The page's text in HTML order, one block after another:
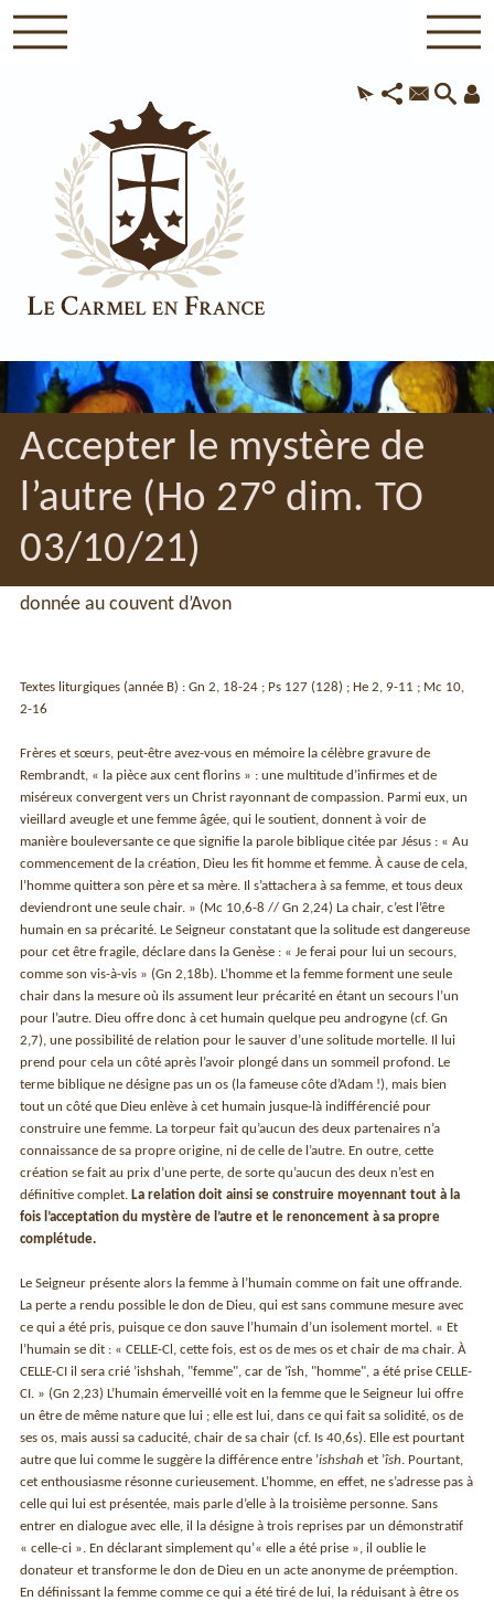
Accepter le mystère de
l’autre (Ho 27° dim. TO
03/10/21)
donnée au couvent d’Avon
Textes liturgiques (année B) : Gn 2, 18-24 ; Ps 127 (128) ; He 2, 9-11 ; Mc 10,
2-16
Frères et sœurs, peut-être avez-vous en mémoire la célèbre gravure de
Rembrandt, « la pièce aux cent florins » : une multitude d’infirmes et de
miséreux convergent vers un Christ rayonnant de compassion. Parmi eux, un
vieillard aveugle et une femme âgée, qui le soutient, donnent à voir de
manière bouleversante ce que signifie la parole biblique citée par Jésus : « Au
commencement de la création, Dieu les fit homme et femme. À cause de cela,
l’homme quittera son père et sa mère. Il s’attachera à sa femme, et tous deux
deviendront une seule chair. » (Mc 10,6-8 // Gn 2,24) La chair, c’est l’être
humain en sa précarité. Le Seigneur constatant que la solitude est dangereuse
pour cet être fragile, déclare dans la Genèse : « Je ferai pour lui un secours,
comme son vis-à-vis » (Gn 2,18b). L’homme et la femme forment une seule
chair dans la mesure où ils assument leur précarité en étant un secours l’un
pour l’autre. Dieu offre donc à cet humain quelque peu androgyne (cf. Gn
2,7), une possibilité de relation pour le sauver d’une solitude mortelle. Il lui
prend pour cela un côté après l’avoir plongé dans un sommeil profond. Le
terme biblique ne désigne pas un os (la fameuse côte d’Adam !), mais bien
tout un côté que Dieu enlève à cet humain jusque-là indifférencié pour
construire une femme. La torpeur fait qu’aucun des deux partenaires n’a
connaissance de sa propre origine, ni de celle de l’autre. En outre, cette
création se fait au prix d’une perte, de sorte qu’aucun des deux n’est en
définitive complet.
La relation doit ainsi se construire moyennant tout à la
fois l’acceptation du mystère de l’autre et le renoncement à sa propre
complétude.
Le Seigneur présente alors la femme à l’humain comme on fait une offrande.
La perte a rendu possible le don de Dieu, qui est sans commune mesure avec
ce qui a été pris, puisque ce don sauve l’humain d’un isolement mortel. « Et
l’humain se dit : « CELLE-Cl, cette fois, est os de mes os et chair de ma chair. À
CELLE-CI il sera crié ’ishshah, "femme", car de ’îsh, "homme", a été prise CELLE-
CI. » (Gn 2,23) L’humain émerveillé voit en la femme que le Seigneur lui offre
un être de même nature que lui ; elle est lui, dans ce qui fait sa solidité, os de
ses os, mais aussi sa caducité, chair de sa chair (cf. Is 40,6s). Elle est pourtant
autre que lui comme le suggère la différence entre ’ishshah et ’îsh
. Pourtant,
cet enthousiasme résonne curieusement. L’homme, en effet, ne s’adresse pas à
celle qui lui est présentée, mais parle d’elle à la troisième personne. Sans
entrer en dialogue avec elle, il la désigne à trois reprises par un démonstratif
« celle-ci ». En déclarant simplement qu’« elle a été prise », il oublie le
donateur et transforme le don de Dieu en un acte anonyme de préemption.
En définissant la femme comme ce qui a été tiré de lui, la réduisant à être os